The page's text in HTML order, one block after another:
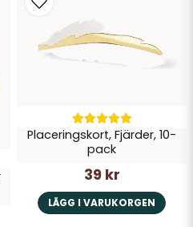
min fråga
fråga
Placeringskort, Fjärder, 10-
pack
39 kr
LÄGG I VARUKORGEN